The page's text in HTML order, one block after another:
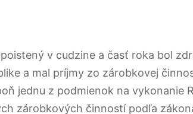
v cudzine a časť roka bol
a mal príjmy zo zárobkovej
jednu z podmienok na vykonanie
zárobkových činností podľa